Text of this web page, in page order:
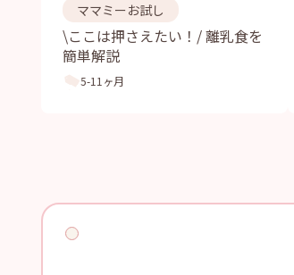
ママミーお試し
\ここは押さえたい！/ 離乳食を
簡単解説
5-11ヶ月